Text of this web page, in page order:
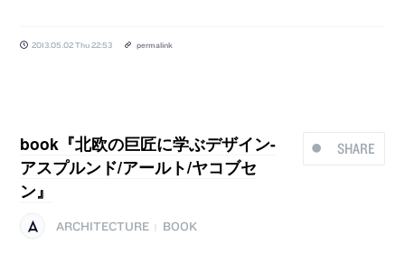
2013.05.02 Thu 22:53 permalink
SHARE
book『北欧の巨匠に学ぶデザイン-
アスプルンド/アールト/ヤコブセ
ン』
ARCHITECTURE BOOK